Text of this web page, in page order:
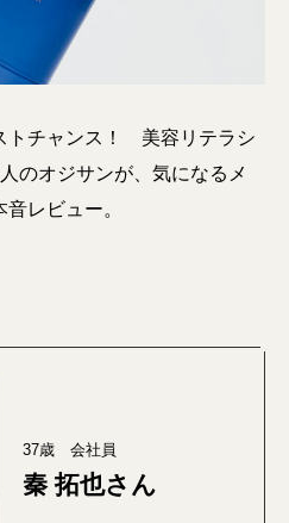
トチャンス！ 美容リテラシ
のオジサンが、気になるメ
レビュー。
37歳 会社員
秦 拓也さん